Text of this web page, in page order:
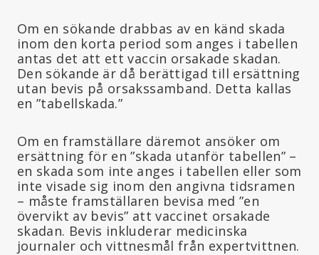
Om en sökande drabbas av en känd skada
inom den korta period som anges i tabellen
antas det att ett vaccin orsakade skadan.
Den sökande är då berättigad till ersättning
utan bevis på orsakssamband. Detta kallas
en ”tabellskada.”
Om en framställare däremot ansöker om
ersättning för en ”skada utanför tabellen” –
en skada som inte anges i tabellen eller som
inte visade sig inom den angivna tidsramen
– måste framställaren bevisa med ”en
övervikt av bevis” att vaccinet orsakade
skadan. Bevis inkluderar medicinska
journaler och vittnesmål från expertvittnen.